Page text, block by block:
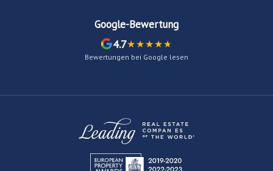
Google-Bewertung
4.7
Bewertungen bei Google lesen